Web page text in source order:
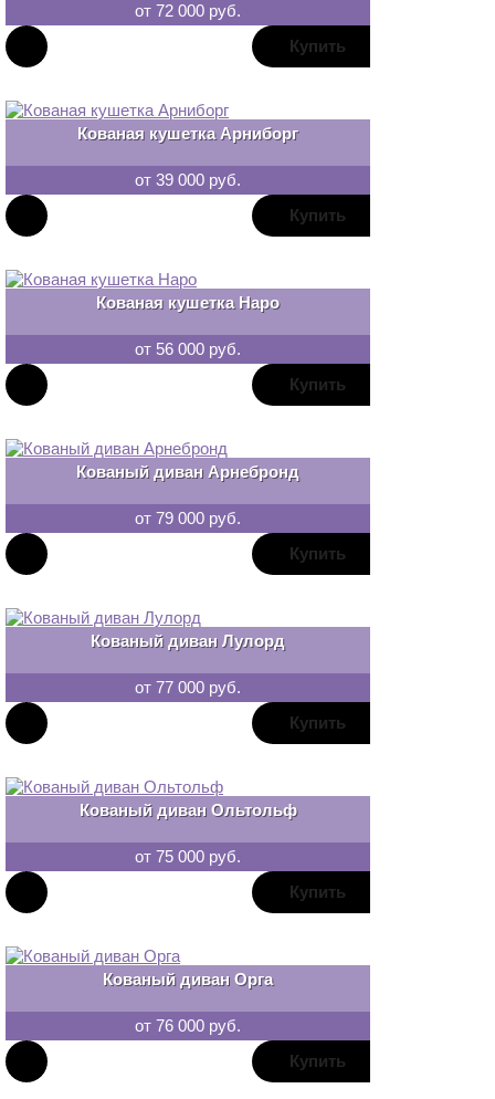
от 72 000 руб.
закладки
Кованая кушетка Арниборг
от 39 000 руб.
закладки
Кованая кушетка Наро
от 56 000 руб.
закладки
Кованый диван Арнебронд
от 79 000 руб.
закладки
Кованый диван Лулорд
от 77 000 руб.
закладки
Кованый диван Ольтольф
от 75 000 руб.
закладки
Кованый диван Орга
от 76 000 руб.